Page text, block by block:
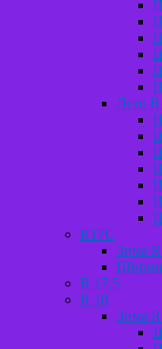
Лето
R17C
Зима
R 17,5
R 18
Зима